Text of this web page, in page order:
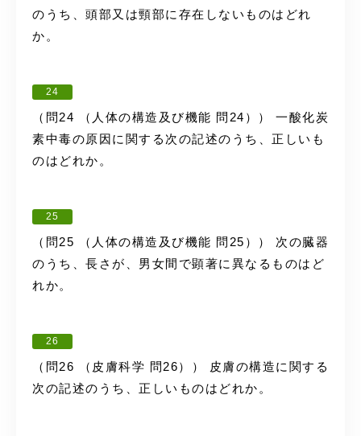
のうち、頭部又は頸部に存在しないものはどれ
か。
24
（問24 （人体の構造及び機能 問24）） 一酸化炭
素中毒の原因に関する次の記述のうち、正しいも
のはどれか。
25
（問25 （人体の構造及び機能 問25）） 次の臓器
のうち、長さが、男女間で顕著に異なるものはど
れか。
26
（問26 （皮膚科学 問26）） 皮膚の構造に関する
次の記述のうち、正しいものはどれか。